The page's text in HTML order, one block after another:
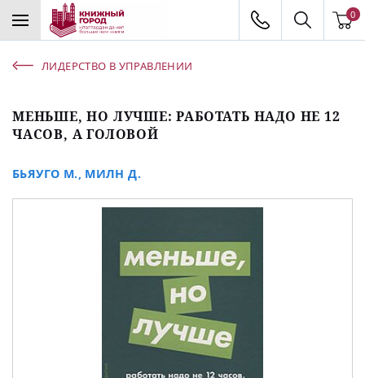
0
ЛИДЕРСТВО В УПРАВЛЕНИИ
МЕНЬШЕ, НО ЛУЧШЕ: РАБОТАТЬ НАДО НЕ 12
ЧАСОВ, А ГОЛОВОЙ
БЬЯУГО М. МИЛН Д.